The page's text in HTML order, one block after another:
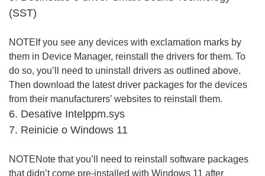
(SST)
NOTEIf you see any devices with exclamation marks by
them in Device Manager, reinstall the drivers for them. To
do so, you’ll need to uninstall drivers as outlined above.
Then download the latest driver packages for the devices
from their manufacturers’ websites to reinstall them.
6. Desative Intelppm.sys
7. Reinicie o Windows 11
NOTENote that you’ll need to reinstall software packages
that didn’t come pre-installed with Windows 11 after